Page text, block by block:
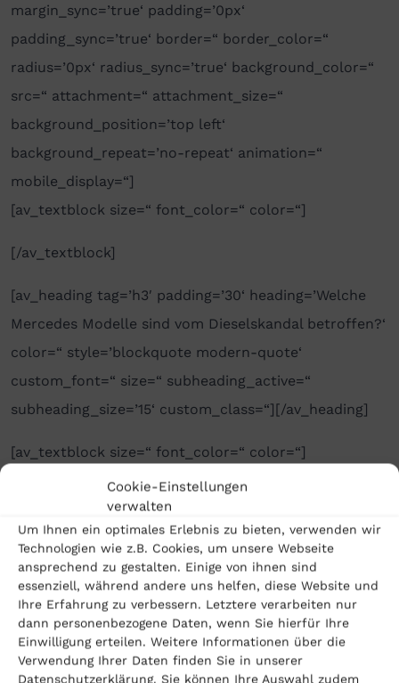
Cookie-Einstellungen
verwalten
Um Ihnen ein optimales Erlebnis zu bieten, verwenden wir
Technologien wie z.B. Cookies, um unsere Webseite
ansprechend zu gestalten. Einige von ihnen sind
essenziell, während andere uns helfen, diese Website und
Ihre Erfahrung zu verbessern. Letztere verarbeiten nur
dann personenbezogene Daten, wenn Sie hierfür Ihre
Einwilligung erteilen. Weitere Informationen über die
Verwendung Ihrer Daten finden Sie in unserer
Datenschutzerklärung. Sie können Ihre Auswahl zudem
margin_sync=’true‘ padding=’0px‘
padding_sync=’true‘ border=“ border_color=“
radius=’0px‘ radius_sync=’true‘ background_color=“
src=“ attachment=“ attachment_size=“
background_position=’top left‘
background_repeat=’no-repeat‘ animation=“
mobile_display=“]
[av_textblock size=“ font_color=“ color=“]
[/av_textblock]
[av_heading tag=’h3′ padding=’30‘ heading=’Welche
Mercedes Modelle sind vom Dieselskandal betroffen?‘
color=“ style=’blockquote modern-quote‘
custom_font=“ size=“ subheading_active=“
subheading_size=’15‘ custom_class=“][/av_heading]
[av_textblock size=“ font_color=“ color=“]
Bei Daimler sind die weit verbreiteten
Turbodieselmotoren OM 642 und OM 651 von
Dieselgatebetroffen. Die Motoren sind in fast allen
Mercedes-Modellen, teils auch in Fahrzeugen des
ehemaligen Partners Chrysler verbaut.
Der OM 642 ist ein Sechszylinder- Motor der seit
2005 in folgenden Mercedes-Modellen verbaut wurde: